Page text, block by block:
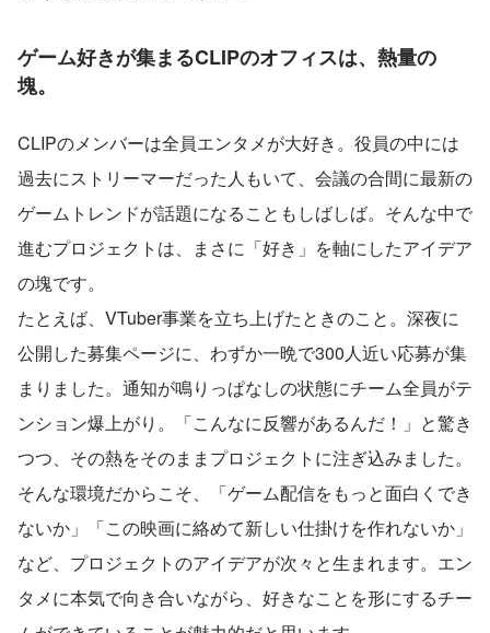
ゲーム好きが集まるCLIPのオフィスは、熱量の
塊。
CLIPのメンバーは全員エンタメが大好き。役員の中には
過去にストリーマーだった人もいて、会議の合間に最新の
ゲームトレンドが話題になることもしばしば。そんな中で
進むプロジェクトは、まさに「好き」を軸にしたアイデア
の塊です。
たとえば、VTuber事業を立ち上げたときのこと。深夜に
公開した募集ページに、わずか一晩で300人近い応募が集
まりました。通知が鳴りっぱなしの状態にチーム全員がテ
ンション爆上がり。「こんなに反響があるんだ！」と驚き
つつ、その熱をそのままプロジェクトに注ぎ込みました。
そんな環境だからこそ、「ゲーム配信をもっと面白くでき
ないか」「この映画に絡めて新しい仕掛けを作れないか」
など、プロジェクトのアイデアが次々と生まれます。エン
タメに本気で向き合いながら、好きなことを形にするチー